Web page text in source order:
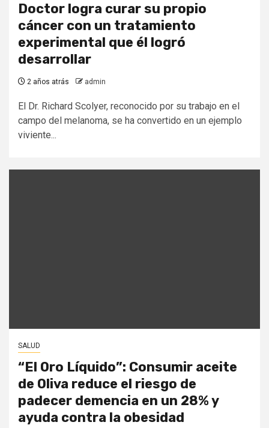
Doctor logra curar su propio
cáncer con un tratamiento
experimental que él logró
desarrollar
2 años atrás admin
El Dr. Richard Scolyer, reconocido por su trabajo en el
campo del melanoma, se ha convertido en un ejemplo
viviente...
SALUD
“El Oro Líquido”: Consumir aceite
de Oliva reduce el riesgo de
padecer demencia en un 28% y
ayuda contra la obesidad